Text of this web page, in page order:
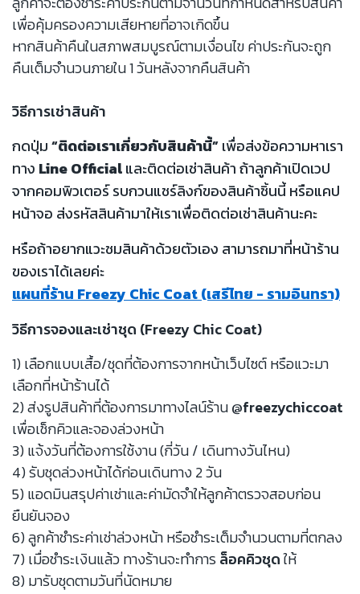
เพื่อคุ้มครองความเสียหายที่อาจเกิดขึ้น
หากสินค้าคืนในสภาพสมบูรณ์ตามเงื่อนไข ค่าประกันจะถูก
คืนเต็มจำนวนภายใน 1 วันหลังจากคืนสินค้า
วิธีการเช่าสินค้า
กดปุ่ม“ติดต่อเราเกี่ยวกับสินค้านี้”เพื่อส่งข้อความหาเรา
ทาง Line Officialและติดต่อเช่าสินค้า ถ้าลูกค้าเปิดเวป
จากคอมพิวเตอร์ รบกวนแชร์ลิงก์ของสินค้าชิ้นนี้ หรือแคป
หน้าจอ ส่งรหัสสินค้ามาให้เราเพื่อติดต่อเช่าสินค้านะคะ
หรือถ้าอยากแวะชมสินค้าด้วยตัวเอง สามารถมาที่หน้าร้าน
ของเราได้เลยค่ะ
แผนที่ร้าน Freezy Chic Coat (เสรีไทย - รามอินทรา)
วิธีการจองและเช่าชุด (Freezy Chic Coat)
1) เลือกแบบเสื้อ/ชุดที่ต้องการจากหน้าเว็บไซต์ หรือแวะมา
เลือกที่หน้าร้านได้
2) ส่งรูปสินค้าที่ต้องการมาทางไลน์ร้าน@freezychiccoat
เพื่อเช็กคิวและจองล่วงหน้า
3) แจ้งวันที่ต้องการใช้งาน (กี่วัน / เดินทางวันไหน)
4) รับชุดล่วงหน้าได้ก่อนเดินทาง 2 วัน
5) แอดมินสรุปค่าเช่าและค่ามัดจำให้ลูกค้าตรวจสอบก่อน
ยืนยันจอง
6) ลูกค้าชำระค่าเช่าล่วงหน้า หรือชำระเต็มจำนวนตามที่ตกลง
7) เมื่อชำระเงินแล้ว ทางร้านจะทำการล็อคคิวชุดให้
8) มารับชุดตามวันที่นัดหมาย